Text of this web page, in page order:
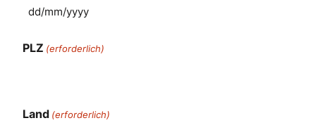
PLZ (erforderlich)
Land (erforderlich)